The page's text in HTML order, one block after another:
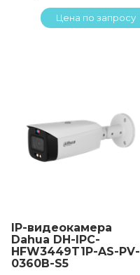
Цена по запросу
IP-видеокамера
Dahua DH-IPC-
HFW3449T1P-AS-PV-
0360B-S5